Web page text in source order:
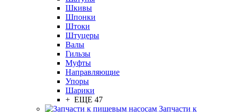
Шкивы
Шпонки
Штоки
Штуцеры
Валы
Гильзы
Муфты
Направляющие
Упоры
Шарики
+ ЕЩЕ 47
Запчасти к